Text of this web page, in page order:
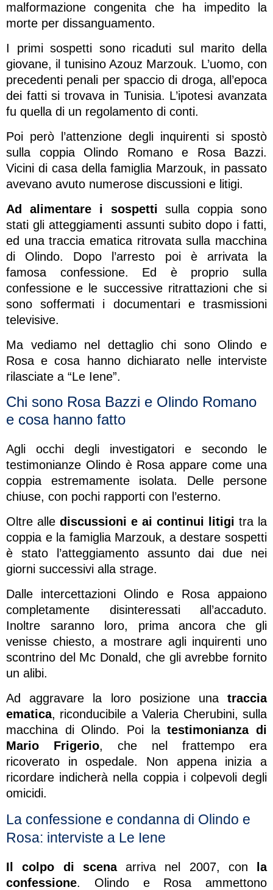
malformazione congenita che ha impedito la
morte per dissanguamento.
I primi sospetti sono ricaduti sul marito della
giovane, il tunisino Azouz Marzouk. L’uomo, con
precedenti penali per spaccio di droga, all’epoca
dei fatti si trovava in Tunisia. L’ipotesi avanzata
fu quella di un regolamento di conti.
Poi però l’attenzione degli inquirenti si spostò
sulla coppia Olindo Romano e Rosa Bazzi.
Vicini di casa della famiglia Marzouk, in passato
avevano avuto numerose discussioni e litigi.
Ad alimentare i sospetti sulla coppia sono
stati gli atteggiamenti assunti subito dopo i fatti,
ed una traccia ematica ritrovata sulla macchina
di Olindo. Dopo l’arresto poi è arrivata la
famosa confessione. Ed è proprio sulla
confessione e le successive ritrattazioni che si
sono soffermati i documentari e trasmissioni
televisive.
Ma vediamo nel dettaglio chi sono Olindo e
Rosa e cosa hanno dichiarato nelle interviste
rilasciate a “Le Iene”.
Chi sono Rosa Bazzi e Olindo Romano
e cosa hanno fatto
Agli occhi degli investigatori e secondo le
testimonianze Olindo è Rosa appare come una
coppia estremamente isolata. Delle persone
chiuse, con pochi rapporti con l’esterno.
Oltre alle discussioni e ai continui litigi tra la
coppia e la famiglia Marzouk, a destare sospetti
è stato l’atteggiamento assunto dai due nei
giorni successivi alla strage.
Dalle intercettazioni Olindo e Rosa appaiono
completamente disinteressati all’accaduto.
Inoltre saranno loro, prima ancora che gli
venisse chiesto, a mostrare agli inquirenti uno
scontrino del Mc Donald, che gli avrebbe fornito
un alibi.
Ad aggravare la loro posizione una traccia
ematica, riconducibile a Valeria Cherubini, sulla
macchina di Olindo. Poi latestimonianza di
Mario Frigerio, che nel frattempo era
ricoverato in ospedale. Non appena inizia a
ricordare indicherà nella coppia i colpevoli degli
omicidi.
La confessione e condanna di Olindo e
Rosa: interviste a Le Iene
Il colpo di scenaarriva nel 2007, con
la
confessione. Olindo e Rosa ammettono